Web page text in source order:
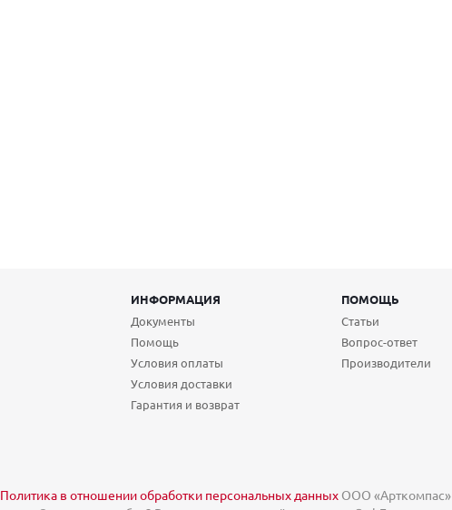
ИНФОРМАЦИЯ
ПОМОЩЬ
Документы
Помощь
Условия оплаты
Условия доставки
Гарантия и возврат
Статьи
Вопрос-ответ
Производители
Политика в отношении обработки персональных данныхООО «Арткомпас»